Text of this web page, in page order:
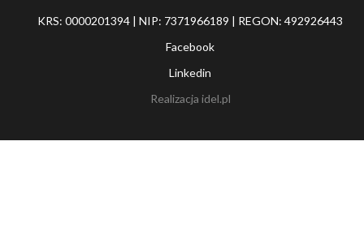
KRS: 0000201394 | NIP: 7371966189 | REGON: 492926443
Facebook
Linkedin
Realizacja idel.pl